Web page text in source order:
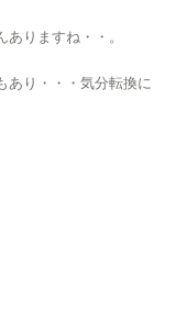
りますね・・。
あり・・・気分転換に